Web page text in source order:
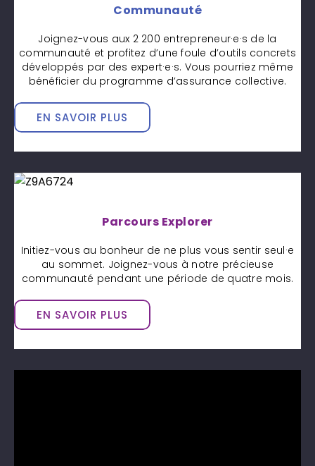
Communauté
Joignez-vous aux 2 200 entrepreneur·e·s de la
communauté et profitez d’une foule d’outils concrets
développés par des expert·e·s. Vous pourriez même
bénéficier du programme d’assurance collective.
EN SAVOIR PLUS
Parcours Explorer
Initiez-vous au bonheur de ne plus vous sentir seul·e
au sommet. Joignez-vous à notre précieuse
communauté pendant une période de quatre mois.
EN SAVOIR PLUS